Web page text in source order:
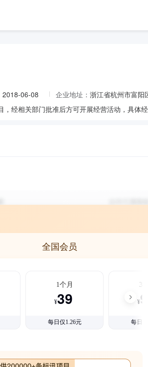
2018-06-08 企业地址： 浙江省杭州市富阳
全国会员
1个月
¥39
每日仅1.26元
3
¥99
每日仅